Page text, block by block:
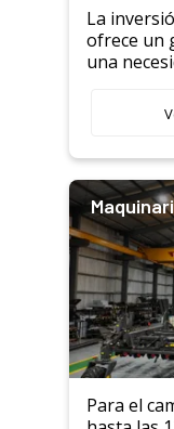
La
ofrece un
una
Para el